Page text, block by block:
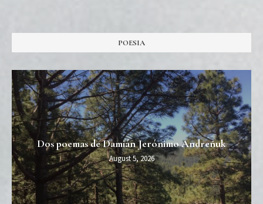
POESIA
Dos poemas de Damián Jerónimo Andreñuk
August 5, 2026